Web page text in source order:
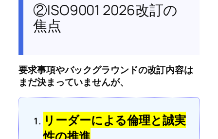
②ISO9001 2026改訂の
焦点
要求事項やバックグラウンドの改訂内容は
まだ決まっていませんが、
リーダーによる倫理と誠実